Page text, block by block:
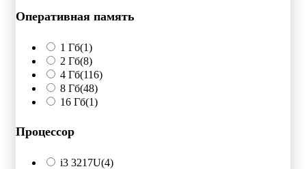
Оперативная память
1 Гб(1)
2 Гб(8)
4 Гб(116)
8 Гб(48)
16 Гб(1)
Процессор
i3 3217U(4)